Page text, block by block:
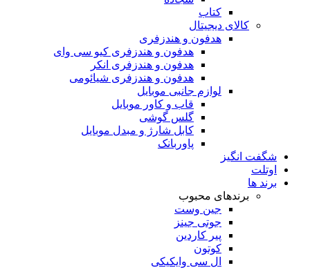
کتاب
کالای دیجیتال
هدفون و هندزفری
هدفون و هندزفری کیو سی وای
هدفون و هندزفری انکر
هدفون و هندزفری شیائومی
لوازم جانبی موبایل
قاب و کاور موبایل
گلس گوشی
کابل شارژ و مبدل موبایل
پاوربانک
شگفت انگیز
اوتلت
برند ها
برندهای محبوب
جین وست
جوتی جینز
پیر کاردین
کوتون
ال سی وایکیکی